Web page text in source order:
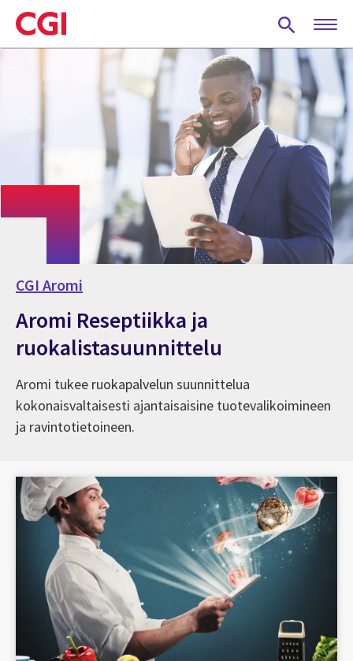
Skip
to
main
CGI Aromi
Aromi Reseptiikka ja
ruokalistasuunnittelu
Aromi tukee ruokapalvelun suunnittelua
kokonaisvaltaisesti ajantaisaisine tuotevalikoimineen
ja ravintotietoineen.